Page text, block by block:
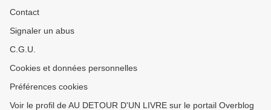
Contact
Signaler un abus
C.G.U.
Cookies et données personnelles
Préférences cookies
Voir le profil de AU DETOUR D'UN LIVRE sur le portail Overblog